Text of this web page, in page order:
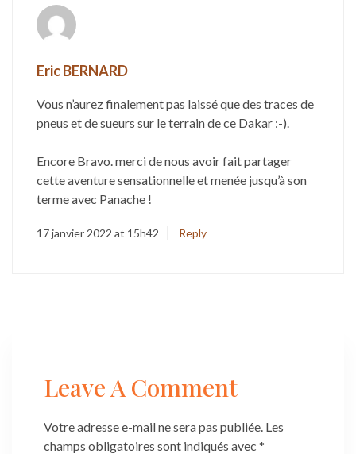
Eric BERNARD
Vous n’aurez finalement pas laissé que des traces de
pneus et de sueurs sur le terrain de ce Dakar :-).
Encore Bravo. merci de nous avoir fait partager
cette aventure sensationnelle et menée jusqu’à son
terme avec Panache !
17 janvier 2022 at 15h42 Reply
Leave A Comment
Votre adresse e-mail ne sera pas publiée. Les
champs obligatoires sont indiqués avec *